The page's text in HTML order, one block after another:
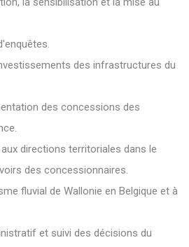
des infrastructures du
des concessions des
directions territoriales dans le
des concessionnaires.
fluvial de Wallonie en Belgique et à
et suivi des décisions du